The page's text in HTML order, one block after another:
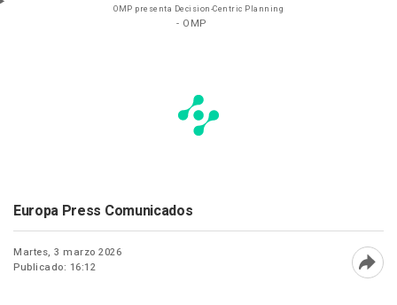
OMP presenta Decision-Centric Planning
- OMP
Europa Press Comunicados
Martes, 3 marzo 2026
Publicado: 16:12